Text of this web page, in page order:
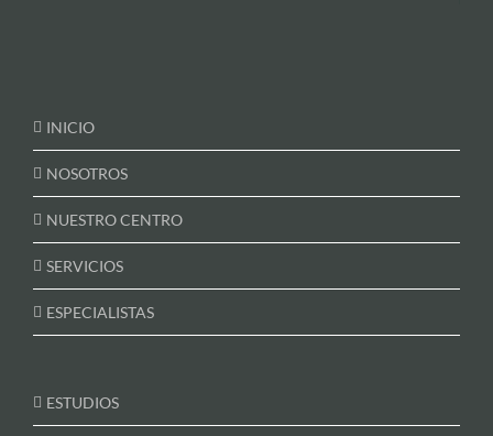
INICIO
NOSOTROS
NUESTRO CENTRO
SERVICIOS
ESPECIALISTAS
ESTUDIOS